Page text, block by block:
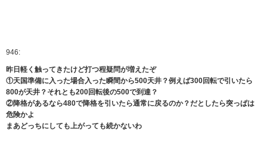
946:
昨日軽く触ってきたけど打つ程疑問が増えたぞ
①天国準備に入った場合入った瞬間から500天井？例えば300回転で引いたら
800が天井？それとも200回転後の500で到達？
②降格があるなら480で降格を引いたら通常に戻るのか？だとしたら突っぱは
危険かよ
まあどっちにしても上がっても続かないわ